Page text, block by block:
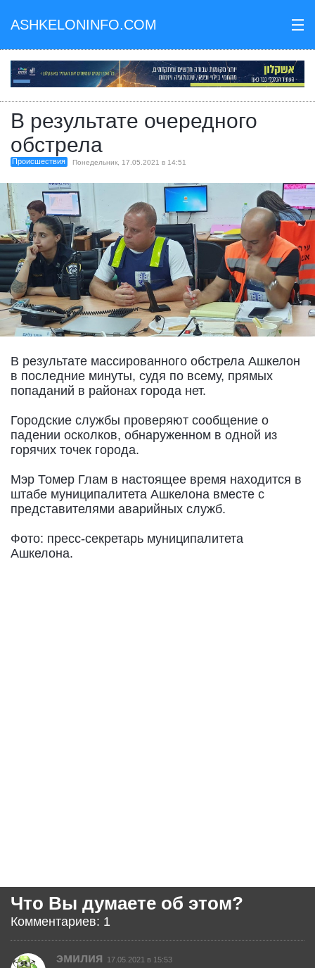
ASHKELONINFO.COM III
В результате очередного
обстрела
Происшествия Понедельник, 17.05.2021 в 14:51
В результате массированного обстрела Ашкелон
в последние минуты, судя по всему, прямых
попаданий в районах города нет.
Городские службы проверяют сообщение о
падении осколков, обнаруженном в одной из
горячих точек города.
Мэр Томер Глам в настоящее время находится в
штабе муниципалитета Ашкелона вместе с
представителями аварийных служб.
Фото: пресс-секретарь муниципалитета
Ашкелона.
Что Вы думаете об этом?
Комментариев: 1
эмилия 17.05.2021 в 15:53